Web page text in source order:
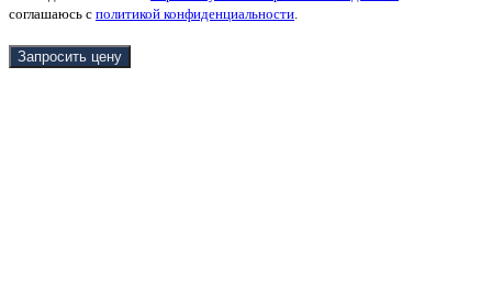
соглашаюсь с политикой конфиденциальности
Запросить цену